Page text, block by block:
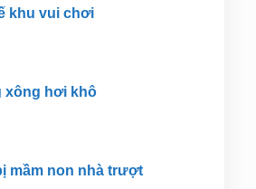
khu vui chơi
xông hơi khô
mầm non nhà trượt